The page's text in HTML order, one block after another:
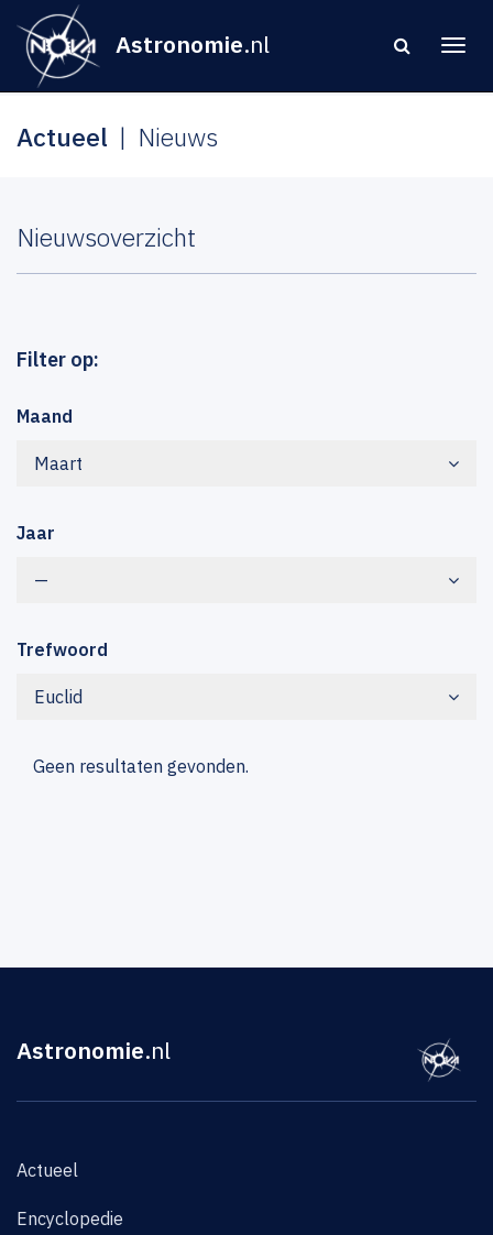
Astronomie.nl
Actueel Nieuws
Nieuwsoverzicht
Filter op:
Maand
Maart
Jaar
—
Trefwoord
Euclid
Geen resultaten gevonden.
Astronomie.nl
Actueel
Encyclopedie